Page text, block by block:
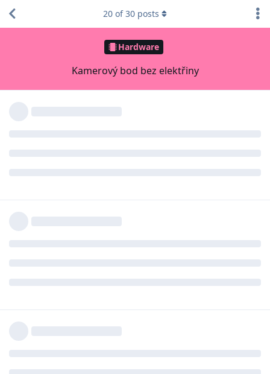
Hardware
Kamerový bod bez elektřiny
20 of30 posts